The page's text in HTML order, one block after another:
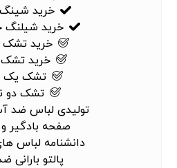
خرید
خرید شیلنگ
خرید تشک
خرید
تشک یک
تشک دو
تولیدی لباس ضد
صفحه بادگیر و
دانشنامه لباس
پالتو بارانی